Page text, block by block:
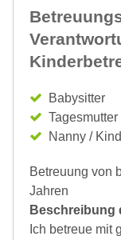
Babysitter
Tagesmutter
Nanny /
Betreuung von
Jahren
Beschreibung
Ich betreue mit